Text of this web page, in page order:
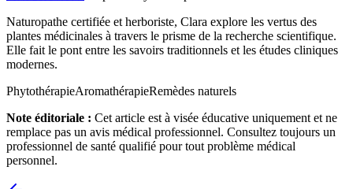
Naturopathe certifiée et herboriste, Clara explore les vertus des
plantes médicinales à travers le prisme de la recherche scientifique.
Elle fait le pont entre les savoirs traditionnels et les études cliniques
modernes.
PhytothérapieAromathérapieRemèdes naturels
Note éditoriale : Cet article est à visée éducative uniquement et ne
remplace pas un avis médical professionnel. Consultez toujours un
professionnel de santé qualifié pour tout problème médical
personnel.